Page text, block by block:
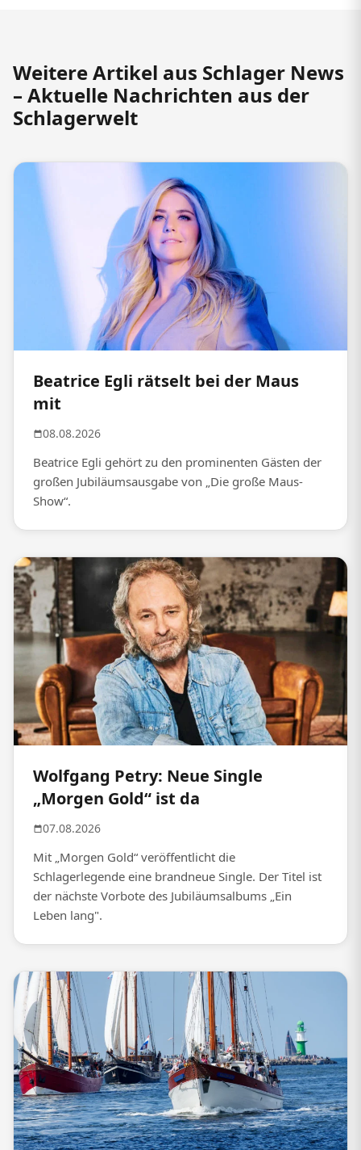
Weitere Artikel aus Schlager News
– Aktuelle Nachrichten aus der
Schlagerwelt
Beatrice Egli rätselt bei der Maus
mit
08.08.2026
Beatrice Egli gehört zu den prominenten Gästen der
großen Jubiläumsausgabe von „Die große Maus-
Show“.
Wolfgang Petry: Neue Single
„Morgen Gold“ ist da
07.08.2026
Mit „Morgen Gold“ veröffentlicht die
Schlagerlegende eine brandneue Single. Der Titel ist
der nächste Vorbote des Jubiläumsalbums „Ein
Leben lang".